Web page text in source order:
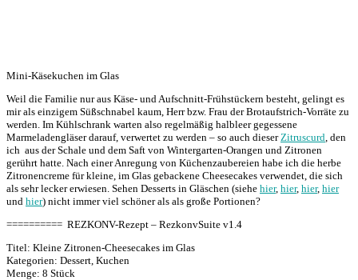
Mini-Käsekuchen im Glas
Weil die Familie nur aus Käse- und Aufschnitt-Frühstückern besteht, gelingt es
mir als einzigem Süßschnabel kaum, Herr bzw. Frau der Brotaufstrich-Vorräte zu
werden. Im Kühlschrank warten also regelmäßig halbleer gegessene
Marmeladengläser darauf, verwertet zu werden – so auch dieser Zitruscurd , den
ich aus der Schale und dem Saft von Wintergarten-Orangen und Zitronen
gerührt hatte. Nach einer Anregung von Küchenzaubereien habe ich die herbe
Zitronencreme für kleine, im Glas gebackene Cheesecakes verwendet, die sich
als sehr lecker erwiesen. Sehen Desserts in Gläschen (siehe hier, hier, hier, hier
und hier) nicht immer viel schöner als als große Portionen?
========== REZKONV-Rezept – RezkonvSuite v1.4
Titel: Kleine Zitronen-Cheesecakes im Glas
Kategorien: Dessert, Kuchen
Menge: 8 Stück